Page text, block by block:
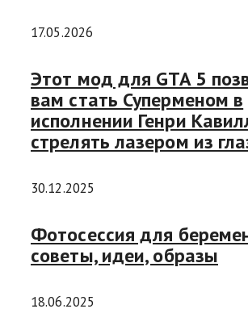
17.05.2026
Этот мод для GTA 5
вам стать Суперменом в
исполнении Генри
стрелять лазером из
30.12.2025
Фотосессия для
советы, идеи, образы
18.06.2025